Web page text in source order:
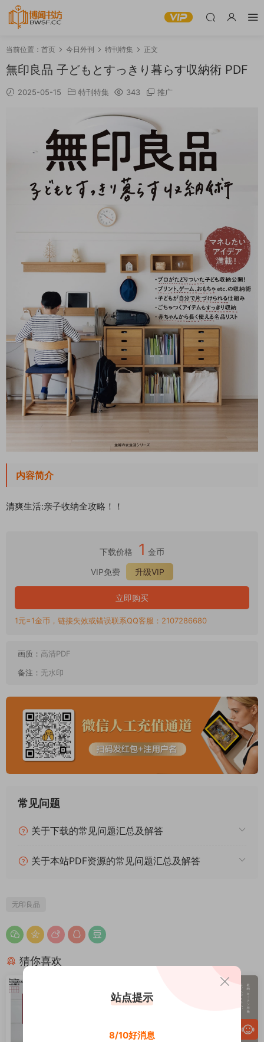
当前位置： 首页 今日外刊 特刊特集 正文
無印良品 子どもとすっきり暮らす収納術 PDF
2025-05-15 特刊特集 343 推广
内容简介
清爽生活:亲子收纳全攻略！！
下载价格 1 金币
VIP免费
升级VIP
立即购买
1元=1金币，链接失效或错误联系QQ客服：2107286680
画质： 高清PDF
备注： 无水印
常见问题
关于下载的常见问题汇总及解答
关于本站PDF资源的常见问题汇总及解答
无印良品
猜你喜欢
站点提示
8/10好消息